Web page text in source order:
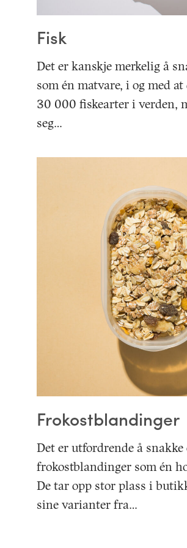
Fisk
Det er kanskje merkelig å
som én matvare, i og med
30 000 fiskearter i verden,
seg…
Frokostblandinger
Det er utfordrende å snakke
frokostblandinger som én
De tar opp stor plass i
sine varianter fra…